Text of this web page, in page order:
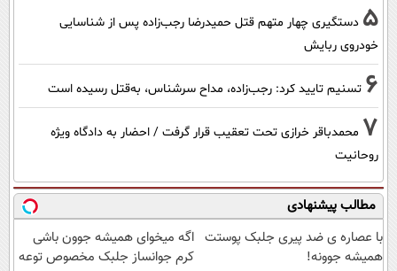
5 دستگیری چهار متهم قتل حمیدرضا رجب‌زاده پس از شناسایی
خودروی ربایش
6 تسنیم تایید کرد: رجب‌زاده، مداح سرشناس، به‌قتل رسیده است
7 محمدباقر خرازی تحت تعقیب قرار گرفت / احضار به دادگاه ویژه
روحانیت
مطالب پیشنهادی
با عصاره ی ضد پیری جلبک پوستت
همیشه جوونه!
اگه میخوای همیشه جوون باشی
کرم جوانساز جلبک مخصوص توعه